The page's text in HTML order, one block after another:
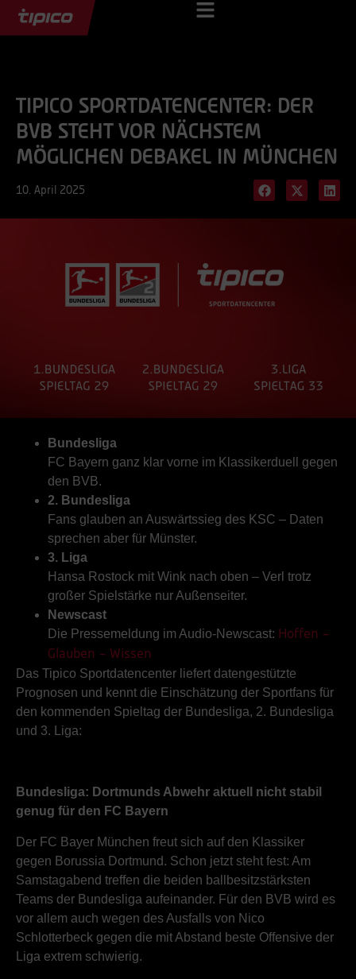
TIPICO SPORTDATENCENTER: DER
BVB STEHT VOR NÄCHSTEM
MÖGLICHEN DEBAKEL IN MÜNCHEN
10. April 2025
Bundesliga
FC Bayern ganz klar vorne im Klassikerduell gegen
den BVB.
2. Bundesliga
Fans glauben an Auswärtssieg des KSC – Daten
sprechen aber für Münster.
3. Liga
Hansa Rostock mit Wink nach oben – Verl trotz
großer Spielstärke nur Außenseiter.
Newscast
Die Pressemeldung im Audio-Newscast: Hoffen –
Glauben – Wissen
Das Tipico Sportdatencenter liefert datengestützte
Prognosen und kennt die Einschätzung der Sportfans für
den kommenden Spieltag der Bundesliga, 2. Bundesliga
und 3. Liga:
Bundesliga: Dortmunds Abwehr aktuell nicht stabil
genug für den FC Bayern
Der FC Bayer München freut sich auf den Klassiker
gegen Borussia Dortmund. Schon jetzt steht fest: Am
Samstagabend treffen die beiden ballbesitzstärksten
Teams der Bundesliga aufeinander. Für den BVB wird es
vor allem auch wegen des Ausfalls von Nico
Schlotterbeck gegen die mit Abstand beste Offensive der
Liga extrem schwierig.